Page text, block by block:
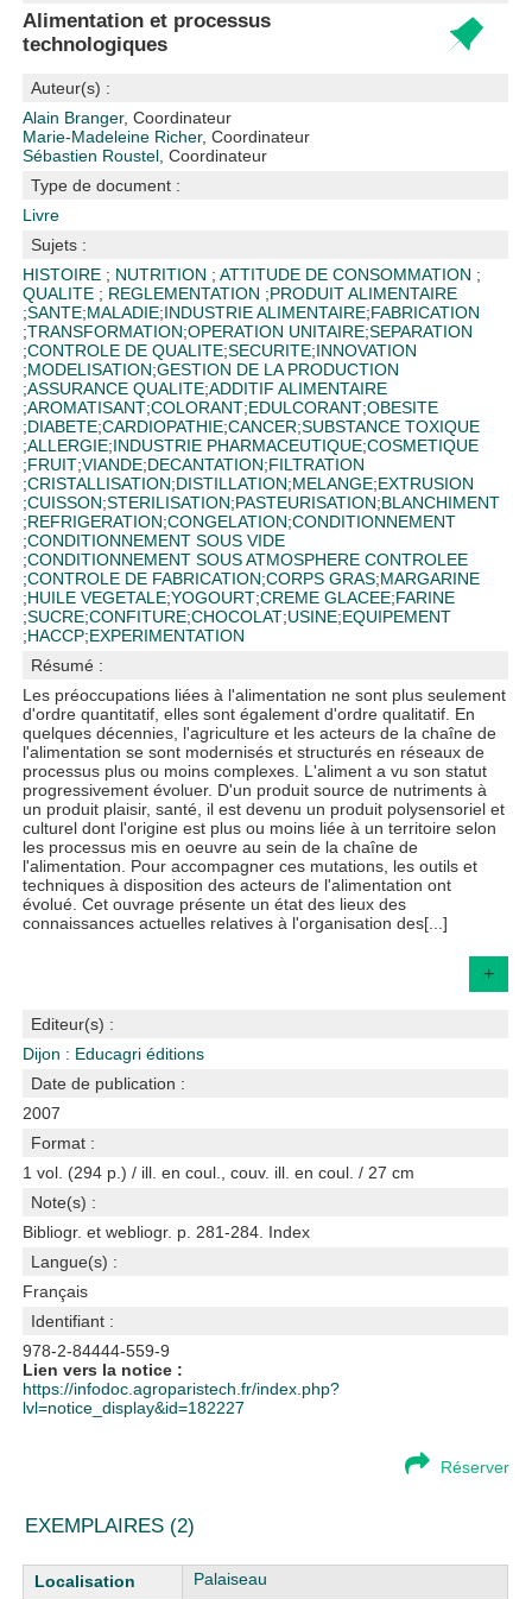
Alimentation et processus
technologiques
Auteur(s) :
Alain Branger, Coordinateur
Marie-Madeleine Richer, Coordinateur
Sébastien Roustel , Coordinateur
Type de document :
Livre
Sujets :
HISTOIRE ; NUTRITION ;ATTITUDE DE CONSOMMATION ;
QUALITE ; REGLEMENTATION ;PRODUIT ALIMENTAIRE
;SANTE;MALADIE;INDUSTRIE ALIMENTAIRE;FABRICATION
;TRANSFORMATION;OPERATION UNITAIRE;SEPARATION
;CONTROLE DE QUALITE;SECURITE;INNOVATION
;MODELISATION;GESTION DE LA PRODUCTION
;ASSURANCE QUALITE;ADDITIF ALIMENTAIRE
;AROMATISANT;COLORANT;EDULCORANT;OBESITE
;DIABETE;CARDIOPATHIE;CANCER;SUBSTANCE TOXIQUE
;ALLERGIE;INDUSTRIE PHARMACEUTIQUE;COSMETIQUE
;FRUIT;VIANDE;DECANTATION;FILTRATION
;CRISTALLISATION;DISTILLATION;MELANGE;EXTRUSION
;CUISSON;STERILISATION;PASTEURISATION;BLANCHIMENT
;REFRIGERATION;CONGELATION;CONDITIONNEMENT
;CONDITIONNEMENT SOUS VIDE
;CONDITIONNEMENT SOUS ATMOSPHERE CONTROLEE
;CONTROLE DE FABRICATION;CORPS GRAS;MARGARINE
;HUILE VEGETALE;YOGOURT;CREME GLACEE;FARINE
;SUCRE;CONFITURE;CHOCOLAT;USINE;EQUIPEMENT
;HACCP;EXPERIMENTATION
Résumé :
Les préoccupations liées à l'alimentation ne sont plus seulement
d'ordre quantitatif, elles sont également d'ordre qualitatif. En
quelques décennies, l'agriculture et les acteurs de la chaîne de
l'alimentation se sont modernisés et structurés en réseaux de
processus plus ou moins complexes. L'aliment a vu son statut
progressivement évoluer. D'un produit source de nutriments à
un produit plaisir, santé, il est devenu un produit polysensoriel et
culturel dont l'origine est plus ou moins liée à un territoire selon
les processus mis en oeuvre au sein de la chaîne de
l'alimentation. Pour accompagner ces mutations, les outils et
techniques à disposition des acteurs de l'alimentation ont
évolué. Cet ouvrage présente un état des lieux des
connaissances actuelles relatives à l'organisation des[...]
+
Editeur(s) :
Dijon : Educagri éditions
Date de publication :
2007
Format :
1 vol. (294 p.) / ill. en coul., couv. ill. en coul. / 27 cm
Note(s) :
Bibliogr. et webliogr. p. 281-284. Index
Langue(s) :
Français
Identifiant :
978-2-84444-559-9
Lien vers la notice :
https://infodoc.agroparistech.fr/index.php?
lvl=notice_display&id=182227
Réserver
EXEMPLAIRES (2)
Liste des exemplaires Palaiseau